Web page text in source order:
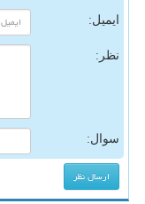
ایمیل:
نظر:
سوال: